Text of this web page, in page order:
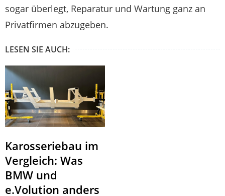
sogar überlegt, Reparatur und Wartung ganz an
Privatfirmen abzugeben.
LESEN SIE AUCH:
Karosseriebau im
Vergleich: Was
BMW und
e.Volution anders